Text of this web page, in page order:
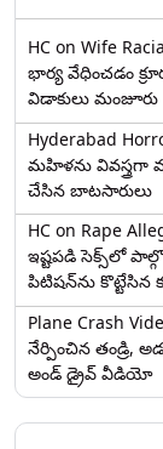
HC on Wife
భార్య వేధించ‌డం
విడాకులు మంజూరు
Hyderabad
మహిళను
చేసిన బాటసారులు
HC on Rape
ఇష్టపడి సెక్స్‌లో
పిటిషన్‌ను కొట్టేసిన
Plane Crash
నేర్పించిన తండ్రి,
అండ్ డ్రైవ్ వీడియో